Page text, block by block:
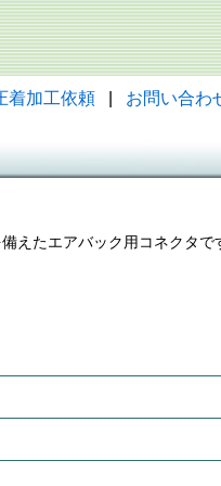
着加工依頼 お問い合わ
えたエアバック用コネクタで